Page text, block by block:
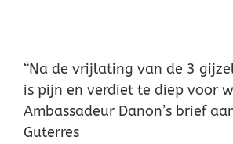
“Na de vrijlating van de 3
is pijn en verdiet te diep voor
Ambassadeur Danon’s brief
Guterres